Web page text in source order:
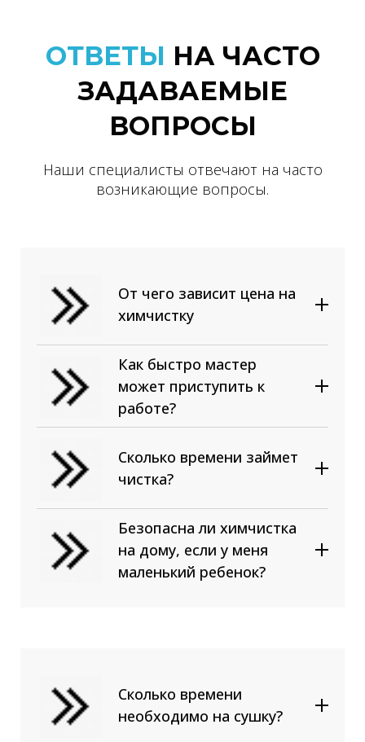
ОТВЕТЫ НА ЧАСТО
ЗАДАВАЕМЫЕ
ВОПРОСЫ
Наши специалисты отвечают на часто
возникающие вопросы.
От чего зависит цена на
химчистку
100% синтетику или ткань с
ее добавлением (смешанную)
проще всего. В этом случае
цена соответствует
Сложнее вывести грязь и
пятна с натуральных тканей:
замши, бархата, гобелена;
От размера. Минимальная
цена — 1000 рублей на чистку
прямого двухместного
Как быстро мастер
может приступить к
работе?
Сколько времени займет
чистка?
Размер мебели;
Степень загрязненности;
Тип обивки.
Безопасна ли химчистка
на дому, если у меня
маленький ребенок?
Сколько времени
необходимо на сушку?